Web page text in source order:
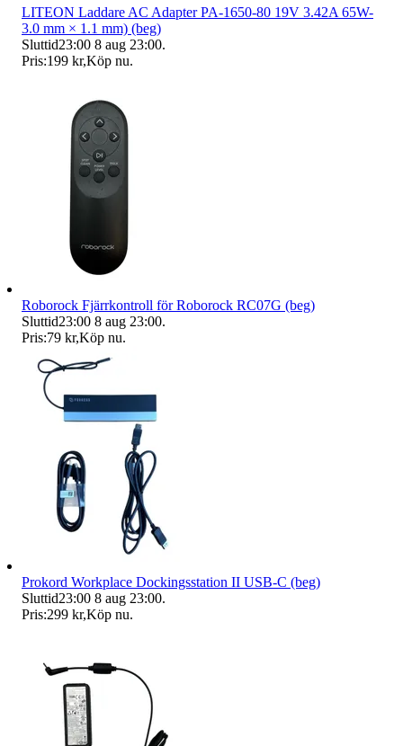
LITEON Laddare AC Adapter PA-1650-80 19V 3.42A 65W-
3.0 mm × 1.1 mm) (beg)
Sluttid23:00 8 aug 23:00.
Pris:199 kr,Köp nu.
Roborock Fjärrkontroll för Roborock RC07G (beg)
Sluttid23:00 8 aug 23:00.
Pris:79 kr,Köp nu.
Prokord Workplace Dockingsstation II USB-C (beg)
Sluttid23:00 8 aug 23:00.
Pris:299 kr,Köp nu.